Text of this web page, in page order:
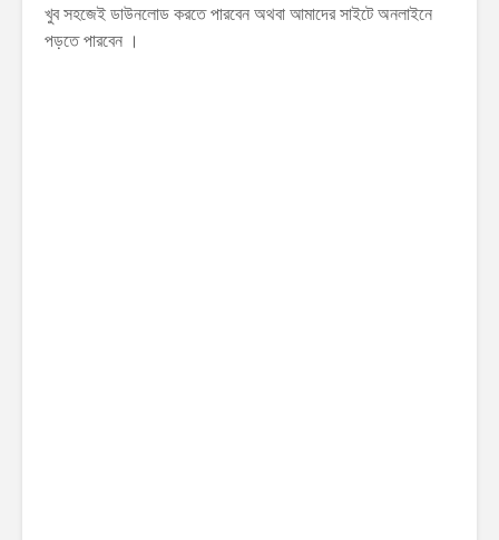
খুব সহজেই ডাউনলোড করতে পারবেন অথবা আমাদের সাইটে অনলাইনে
পড়তে পারবেন ।